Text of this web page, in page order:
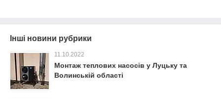
Інші новини рубрики
11.10.2022
Монтаж теплових насосів у Луцьку та
Волинській області